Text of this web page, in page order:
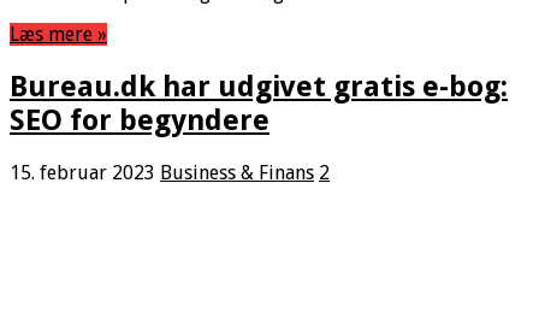
Læs mere »
Bureau.dk har udgivet gratis e-bog:
SEO for begyndere
15. februar 2023 Business & Finans 2